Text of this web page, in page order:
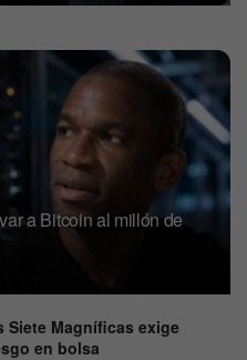
a Bitcoin al millón de
Siete Magníficas exige
en bolsa